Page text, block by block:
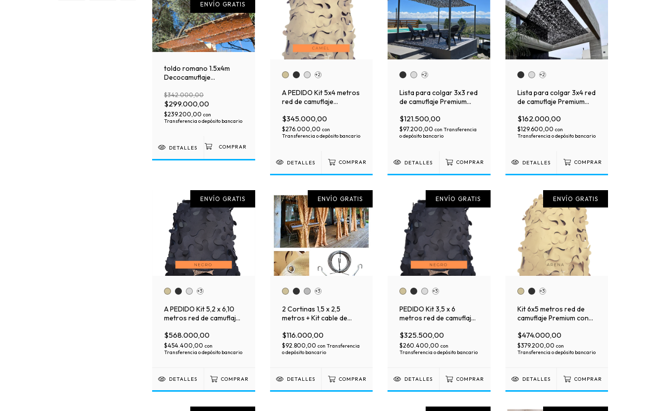
ENVÍO GRATIS
toldo romano 1.5x4m
Decocamuflaje
$342.000,00
$299.000,00
$239.200,00 con
Transferencia o depósito bancario
DETALLES
+2
A PEDIDO Kit 5x4 metros
red de camuflaje
$345.000,00
$276.000,00 con
Transferencia o depósito bancario
DETALLES COMPRAR
+2
Lista para colgar 3x3 red
de camuflaje Premium
$121.500,00
$97.200,00 con Transferencia
o depósito bancario
DETALLES COMPRAR
+2
Lista para colgar 3x4 red
de camuflaje Premium
$162.000,00
$129.600,00 con
Transferencia o depósito bancario
DETALLES COMPRAR
ENVÍO GRATIS
+3
A PEDIDO Kit 5,2 x 6,10
metros red de camuflaje
$568.000,00
$454.400,00 con
Transferencia o depósito bancario
DETALLES COMPRAR
ENVÍO GRATIS
+3
2 Cortinas 1,5 x 2,5
metros + Kit cable de
mosqueton
$116.000,00
$92.800,00 con Transferencia
o depósito bancario
DETALLES COMPRAR
ENVÍO GRATIS
+3
PEDIDO Kit 3,5 x 6
metros red de camuflaje
soporte
$325.500,00
$260.400,00 con
Transferencia o depósito bancario
DETALLES COMPRAR
ENVÍO GRATIS
+3
Kit 6x5 metros red de
camuflaje Premium con
$474.000,00
$379.200,00 con
Transferencia o depósito bancario
DETALLES COMPRAR